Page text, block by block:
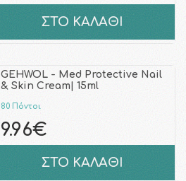
ΣΤΟ ΚΑΛΑΘΙ
GEHWOL - Med Protective Nail
& Skin Cream| 15ml
80 Πόντοι
9.96€
ΣΤΟ ΚΑΛΑΘΙ